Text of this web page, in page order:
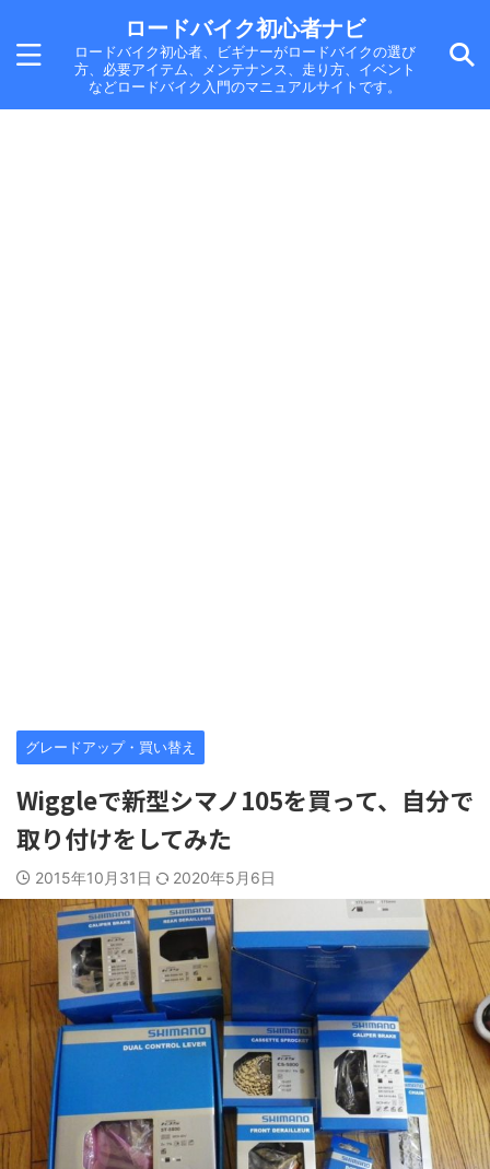
ロードバイク初心者ナビ
ロードバイク初心者、ビギナーがロードバイクの選び
方、必要アイテム、メンテナンス、走り方、イベント
などロードバイク入門のマニュアルサイトです。
グレードアップ・買い替え
Wiggleで新型シマノ105を買って、自分で
取り付けをしてみた
2015年10月31日 2020年5月6日